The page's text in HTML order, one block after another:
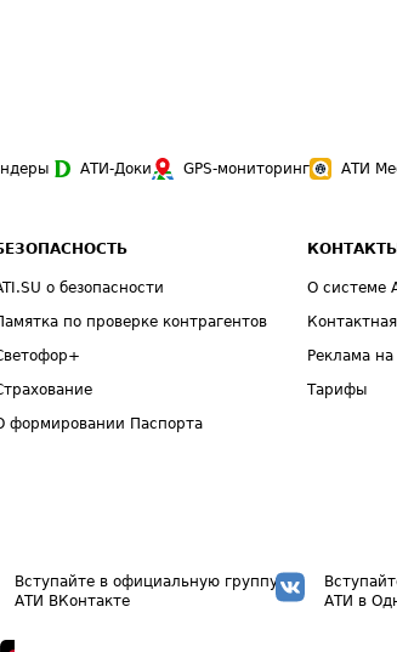
АТИ-Доки GPS-мониторинг АТИ
о безопасности
по проверке контрагентов
формировании Паспорта
О системе
Реклама на
Тарифы
Вступайте в официальную группу
АТИ ВКонтакте
АТИ в